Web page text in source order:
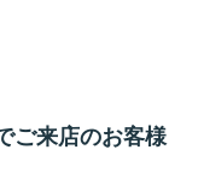
ご来店のお客様